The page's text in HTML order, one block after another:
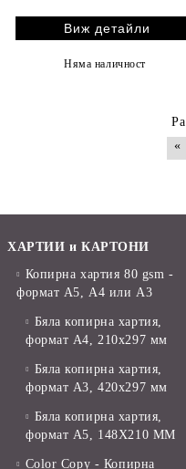
Виж детайли
Няма наличност
«
ХАРТИИ и КАРТОНИ
Копирна хартия 80 gsm -
формат А5, А4 или А3
Бяла копирна хартия,
формат А4, 210x297 мм
Бяла копирна хартия,
формат А3, 420x297 мм
Бяла копирна хартия,
формат А5, 148X210 ММ
Color Copy - Копирна